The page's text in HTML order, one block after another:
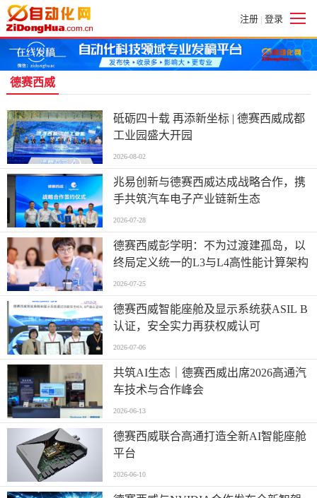
注册 | 登录
德赛西威
砥砺四十载 再添新坐标 | 德赛西威成都
工业园盛大开园
2026-08-02
兆易创新与德赛西威达成战略合作，携
手共筑汽车电子产业链新生态
2026-07-28
德赛西威彭学明：不为过渡建孤岛，以
终局定义统一的L3与L4高性能计算架构
2026-07-25
德赛西威智能座舱及显示系统获ASIL B
认证，安全实力再获权威认可
2026-07-06
共筑AI生态｜德赛西威出席2026高通汽
车技术与合作峰会
2026-06-13
德赛西威联合高通打造全新AI智能座舱
平台
2026-06-10